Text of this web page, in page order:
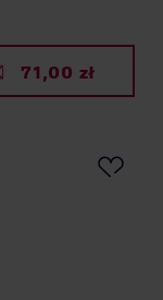
71,00 zł